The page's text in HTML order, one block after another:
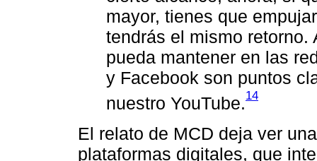
mayor, tienes que
tendrás el mismo
pueda mantener en las
y Facebook son puntos
nuestro YouTube.14
El relato de MCD deja ver
plataformas digitales, que